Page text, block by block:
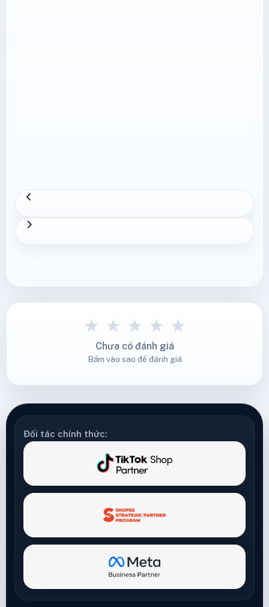
★ ★ ★ ★ ★
Chưa có đánh giá
Bấm vào sao để đánh giá
Đối tác chính thức: